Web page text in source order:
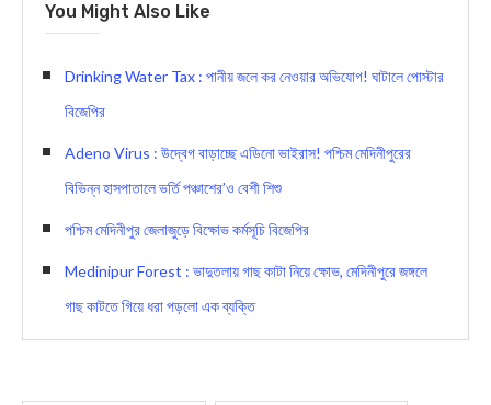
You Might Also Like
Drinking Water Tax : পানীয় জলে কর নেওয়ার অভিযোগ! ঘাটালে পোস্টার
বিজেপির
Adeno Virus : উদ্বেগ বাড়াচ্ছে এডিনো ভাইরাস! পশ্চিম মেদিনীপুরের
বিভিন্ন হাসপাতালে ভর্তি পঞ্চাশের’ও বেশী শিশু
পশ্চিম মেদিনীপুর জেলাজুড়ে বিক্ষোভ কর্মসূচি বিজেপির
Medinipur Forest : ভাদুতলায় গাছ কাটা নিয়ে ক্ষোভ, মেদিনীপুরে জঙ্গলে
গাছ কাটতে গিয়ে ধরা পড়লো এক ব্যক্তি